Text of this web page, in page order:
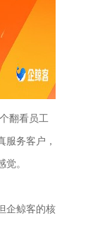
翻看员工
务客户，
。
鲸客的核